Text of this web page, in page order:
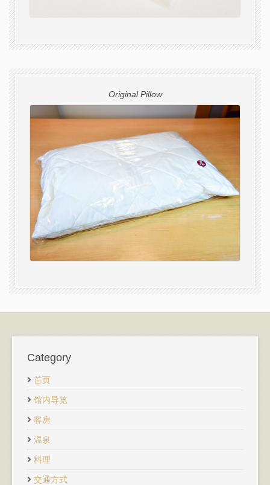
Original Pillow
Category
首页
馆内导览
客房
温泉
料理
交通方式